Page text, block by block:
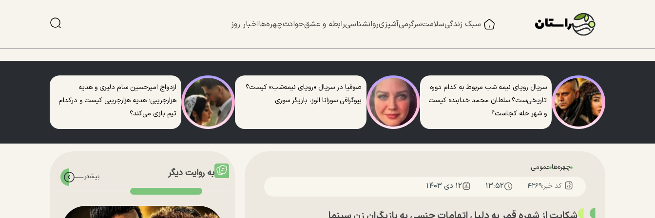
سبک زندگیسلامتسرگرمیآشپزیروانشناسیرابطه و عشقحوادثچهره‌هااخبار روز
سریال رویای نیمه شب مربوط به کدام دوره
تاریخی‌ست؟ سلطان محمد خدابنده کیست
و شهر حله کجاست؟
صوفیا در سریال «رویای نیمه‌شب» کیست؟
بیوگرافی سوزانا الوز، بازیگر سوری
ازدواج امیرحسین سام دلیری و هدیه
هزارجریبی؛ هدیه هزارجریبی کیست و درکدام
تیم بازی می‌کند؟
چهره‌هاعمومی
کد خبر:۴۲۶۹ ۱۳:۵۲ ۱۲ دی ۱۴۰۳
به روایت دیگر